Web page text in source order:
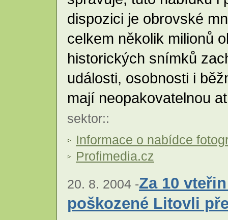
dispozici je obrovské
celkem několik milionů
historických snímků
události, osobnosti i
mají neopakovatelnou
sektor::
Informace o nabídce
Profimedia.cz
20. 8. 2004 -Za 10
poškozené Litovli